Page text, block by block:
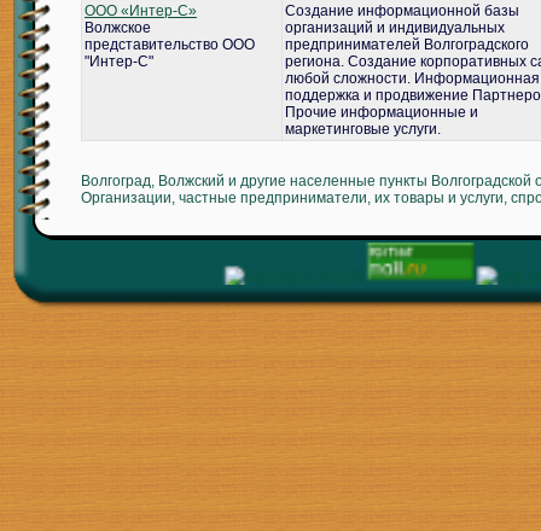
ООО «Интер-С»
Волжское
представительство ООО
"Интер-С"
Создание информационной базы
организаций и индивидуальных
предпринимателей Волгоградского
региона. Создание корпоративных
любой сложности. Информационная
поддержка и продвижение
Прочие информационные и
маркетинговые услуги.
Волгоград, Волжский и другие населенные пункты Волгоградской
Организации, частные предприниматели, их товары и услуги,